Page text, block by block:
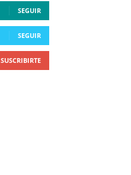
SEGUIR
SEGUIR
SUSCRIBIRTE